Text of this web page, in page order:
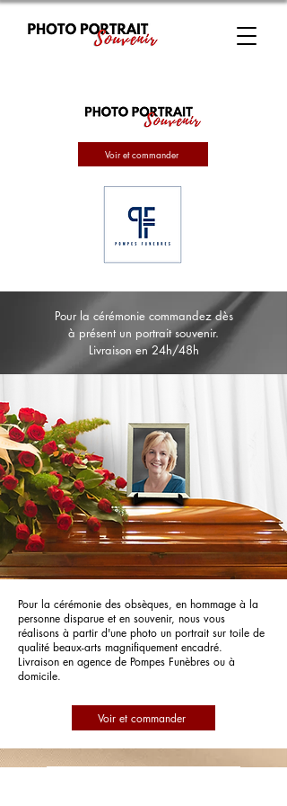
Voir et commander
Pour la cérémonie commandez dès
à présent un portrait souvenir.
Livraison en 24h/48h
Pour la cérémonie des obsèques, en hommage à la
personne disparue et en souvenir, nous vous
réalisons à partir d'une photo un portrait sur toile de
qualité beaux-arts magnifiquement encadré.
Livraison en agence de Pompes Funèbres ou à
domicile.
Voir et commander